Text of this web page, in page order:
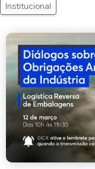
Institucional